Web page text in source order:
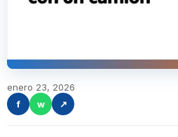
enero 23, 2026
f
w ↗